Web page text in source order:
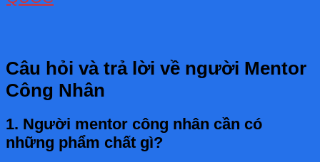
Câu hỏi và trả lời về người Mentor
Công Nhân
1. Người mentor công nhân cần có
những phẩm chất gì?